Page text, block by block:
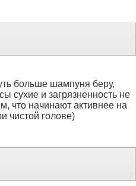
больше шампуня беру,
сухие и загрязненность не
что начинают активнее на
чистой голове)